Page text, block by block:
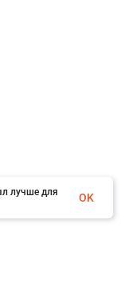
лучше для
OK